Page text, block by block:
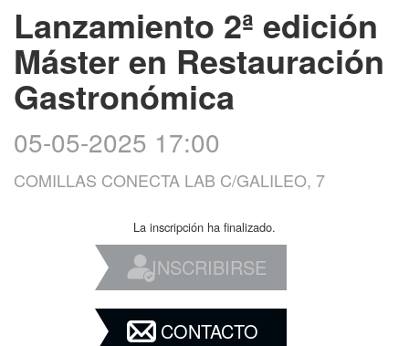
Lanzamiento 2ª edición
Máster en Restauración
Gastronómica
05-05-2025 17:00
COMILLAS CONECTA LAB C/GALILEO, 7
La inscripción ha finalizado.
INSCRIBIRSE
CONTACTO